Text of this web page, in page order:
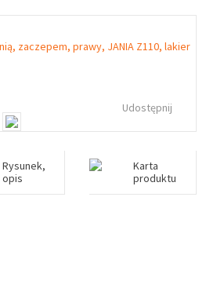
Udostępnij
Rysunek,
opis
Karta
produktu